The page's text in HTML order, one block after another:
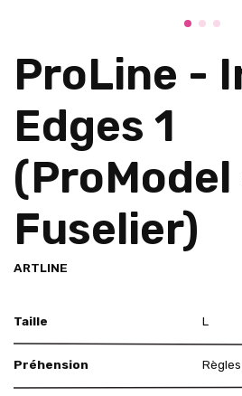
ProLine -
Edges 1
(ProModel
Fuselier)
ARTLINE
Taille L
Préhension Règles